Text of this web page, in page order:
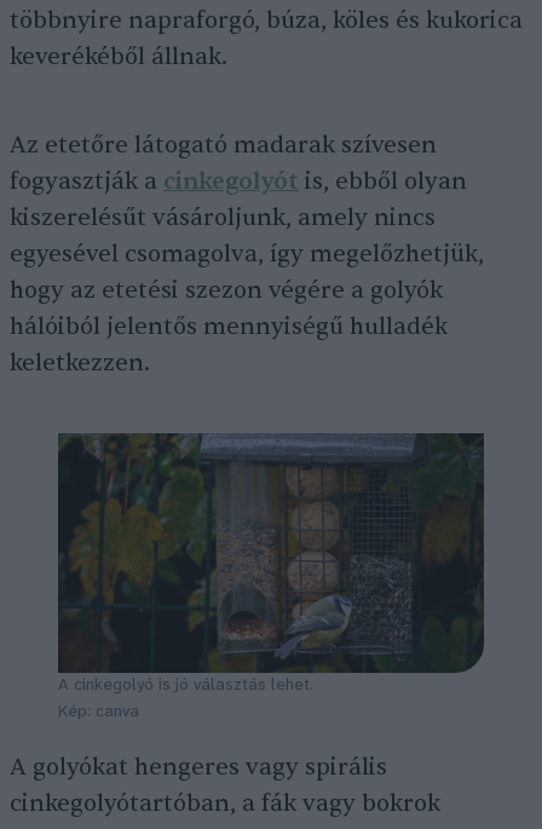
többnyire napraforgó, búza, köles és kukorica
keverékéből állnak.
Az etetőre látogató madarak szívesen
fogyasztják a cinkegolyót is, ebből olyan
kiszerelésűt vásároljunk, amely nincs
egyesével csomagolva, így megelőzhetjük,
hogy az etetési szezon végére a golyók
hálóiból jelentős mennyiségű hulladék
keletkezzen.
A cinkegolyó is jó választás lehet.
Kép: canva
A golyókat hengeres vagy spirális
cinkegolyótartóban, a fák vagy bokrok